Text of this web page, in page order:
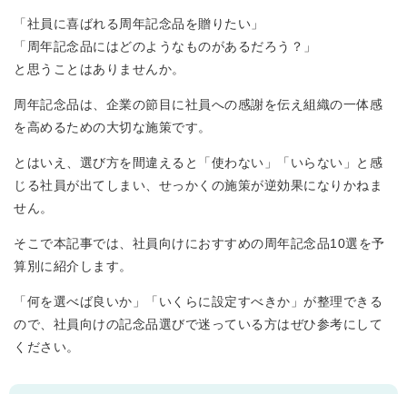
「社員に喜ばれる周年記念品を贈りたい」
「周年記念品にはどのようなものがあるだろう？」
と思うことはありませんか。
周年記念品は、企業の節目に社員への感謝を伝え組織の一体感
を高めるための大切な施策です。
とはいえ、選び方を間違えると「使わない」「いらない」と感
じる社員が出てしまい、せっかくの施策が逆効果になりかねま
せん。
そこで本記事では、社員向けにおすすめの周年記念品10選を予
算別に紹介します。
「何を選べば良いか」「いくらに設定すべきか」が整理できる
ので、社員向けの記念品選びで迷っている方はぜひ参考にして
ください。